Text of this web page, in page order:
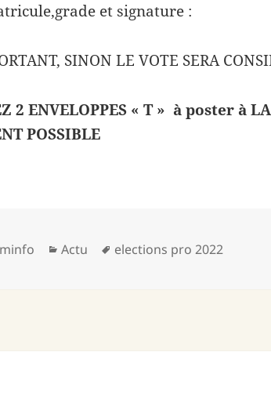
et signature :
SINON LE VOTE SERA
2 ENVELOPPES « T » à poster à
POSSIBLE
Catégories
Actu
Mots-
elections pro 2022